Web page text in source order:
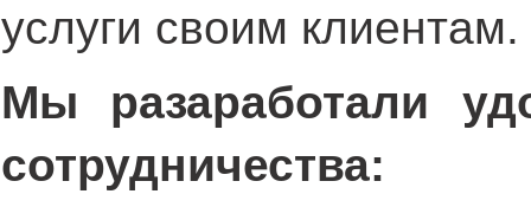
услуги своим клиентам.
Мы разаработали
сотрудничества: